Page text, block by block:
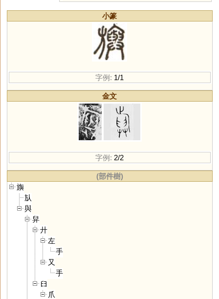
小篆
字例: 1/1
金文
字例: 2/2
(部件樹)
旟
㫃
與
舁
廾
左
手
又
手
𦥑
爪